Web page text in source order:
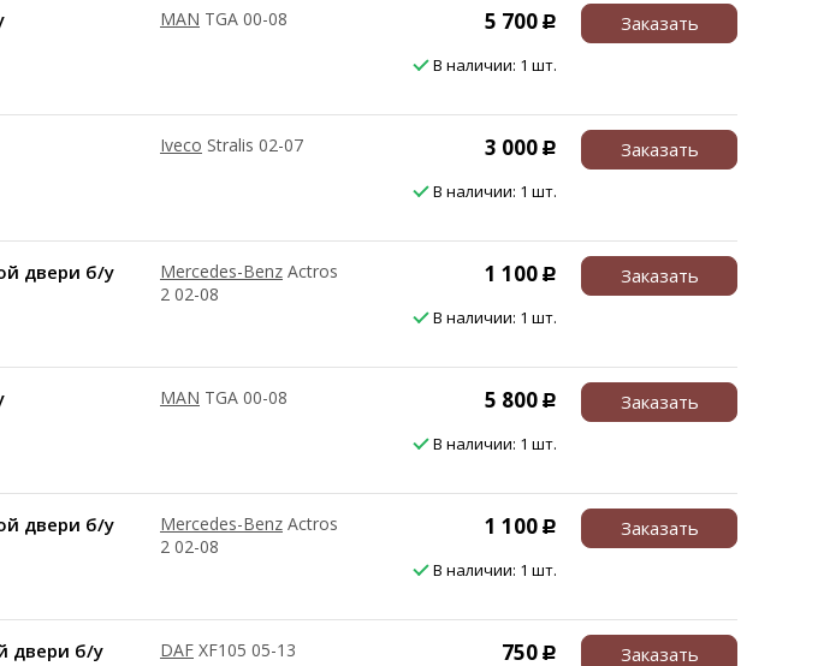
MAN TGA 00-08 5 700 Р
В наличии: 1 шт.
Заказать
Iveco Stralis 02-07 3 000 Р
В наличии: 1 шт.
Заказать
двери б/у
Mercedes-Benz Actros
2 02-08
1 100 Р
В наличии: 1 шт.
Заказать
MAN TGA 00-08 5 800 Р
В наличии: 1 шт.
Заказать
двери б/у
Mercedes-Benz Actros
2 02-08
1 100 Р
В наличии: 1 шт.
Заказать
двери б/у DAF XF105 05-13 750 Р Заказать